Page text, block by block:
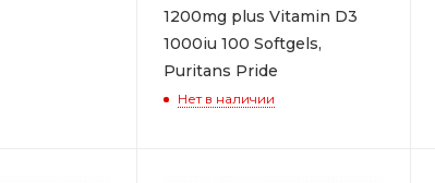
1200mg plus Vitamin D3
1000iu 100 Softgels,
Puritans Pride
Нет в наличии